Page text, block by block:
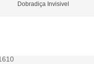
Dobradiça Invisivel